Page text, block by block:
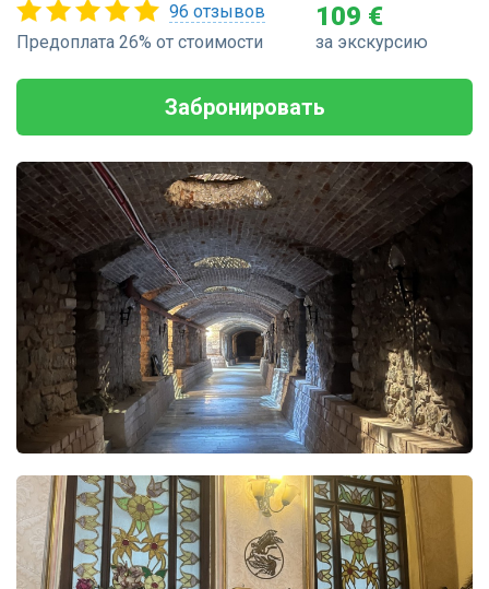
96 отзывов
Предоплата 26% от стоимости
109 €
за экскурсию
Забронировать